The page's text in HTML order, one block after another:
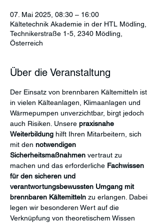
07. Mai 2025, 08:30 – 16:00
Kältetechnik Akademie in der HTL Mödling,
Technikerstraße 1-5, 2340 Mödling,
Österreich
Über die Veranstaltung
Der Einsatz von brennbaren Kältemitteln ist
in vielen Kälteanlagen, Klimaanlagen und
Wärmepumpen unverzichtbar, birgt jedoch
auch Risiken. Unsere praxisnahe
Weiterbildung hilft Ihren Mitarbeitern, sich
mit den notwendigen
Sicherheitsmaßnahmen vertraut zu
machen und das erforderliche Fachwissen
für den sicheren und
verantwortungsbewussten Umgang mit
brennbaren Kältemitteln zu erlangen. Dabei
legen wir besonderen Wert auf die
Verknüpfung von theoretischem Wissen